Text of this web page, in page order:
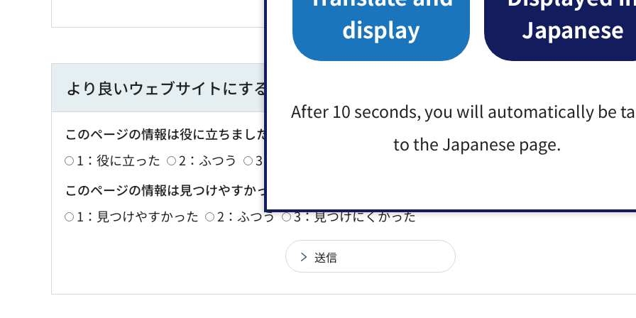
display
Japanese
After 10 seconds, you will automatically be
to the Japanese page.
より良いウェブサイトにするためにみなさまのご意見をお聞かせください
このページの情報は役に立ちましたか？
1：役に立った
2：ふつう
3：役に立たなかった
このページの情報は見つけやすかったですか？
1：見つけやすかった
2：ふつう 3：見つけにくかった